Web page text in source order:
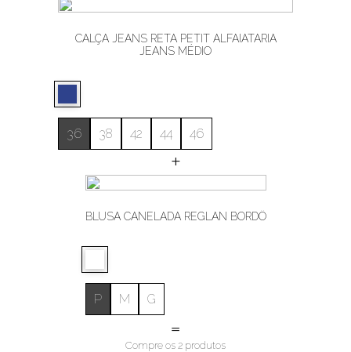
CALÇA JEANS RETA PETIT ALFAIATARIA
JEANS MÉDIO
36 38 42 44 46
+
BLUSA CANELADA REGLAN BORDÔ
P M G
=
Compre os 2 produtos